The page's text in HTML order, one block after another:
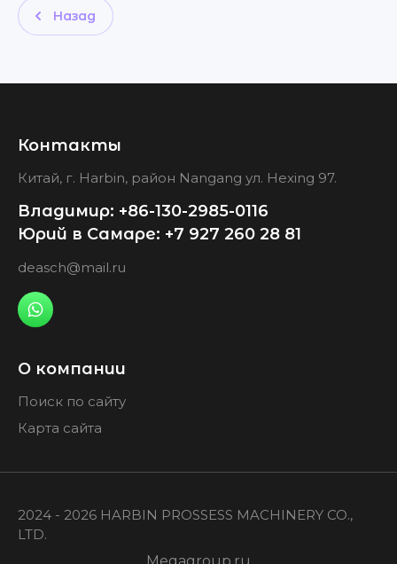
Назад
Контакты
Китай, г. Harbin, район Nangang ул. Hexing 97.
Владимир: +86-130-2985-0116
Юрий в Самаре: +7 927 260 28 81
deasch@mail.ru
О компании
Поиск по сайту
Карта сайта
2024 - 2026 HARBIN PROSSESS MACHINERY CO.,
LTD.